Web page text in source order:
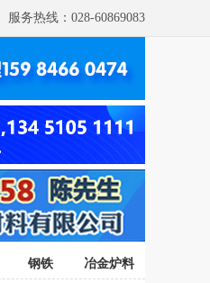
| 服务热线：028-60869083
钢铁 冶金炉料